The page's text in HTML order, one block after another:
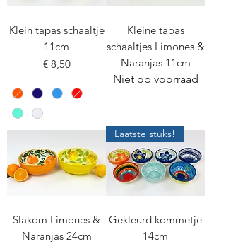
Klein tapas schaaltje
11cm
Prijs
€ 8,50
Kleine tapas
schaaltjes Limones &
Naranjas 11cm
Niet op voorraad
Slakom Limones &
Naranjas 24cm
Laatste stuks!
Gekleurd kommetje
14cm